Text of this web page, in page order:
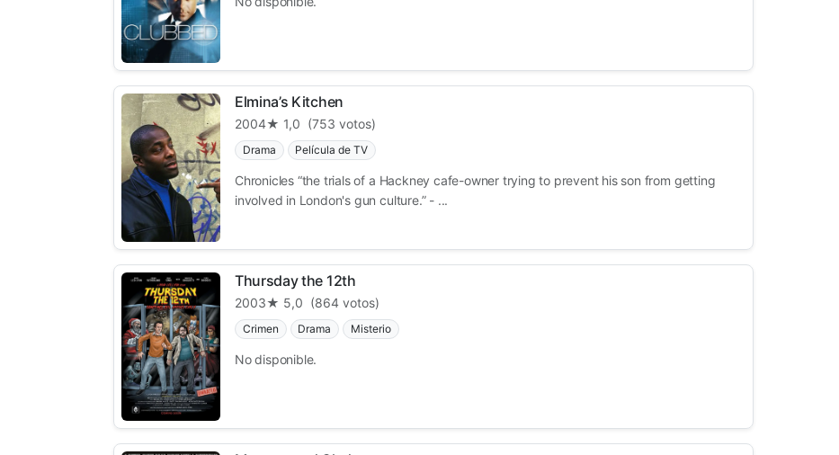
Elmina’s Kitchen
2004★ 1,0 (753 votos)
Drama Película de TV
Chronicles “the trials of a Hackney cafe-owner trying to prevent his son from getting
involved in London's gun culture.” - ...
Thursday the 12th
2003★ 5,0 (864 votos)
Crimen Drama Misterio
No disponible.